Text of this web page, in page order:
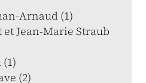
Arnaud (1)
Jean-Marie Straub
(2)